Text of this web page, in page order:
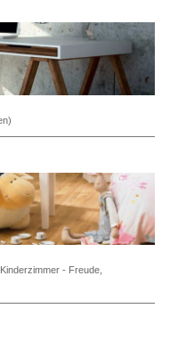
- Freude,